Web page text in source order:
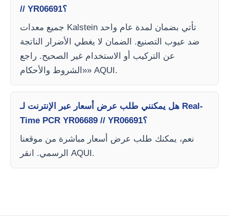
// YR06691؟
جميع معدات Kalstein تأتي بضمان لمدة عام واحد
ضد عيوب التصنيع. الضمان لا يغطي الأضرار الناتجة
عن التركيب أو الاستخدام غير الصحيح. راجع
«الشروط والأحكام» AQUI.
هل يمكنني طلب عرض أسعار عبر الإنترنت لـ Real-
Time PCR YR06689 // YR06691؟
نعم، يمكنك طلب عرض أسعار مباشرة من موقعنا
الرسمي. انقر AQUI.